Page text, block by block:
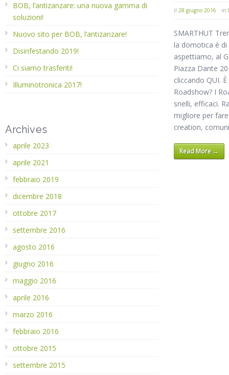
il 28 giugno 2016 in
SMARTHUT
la domotica è di
aspettiamo, al
Piazza Dante
cliccando QUI.
Roadshow? I
snelli, efficaci.
migliore per
creation,
Read More →
BOB, l’antizanzare: una nuova gamma di
soluzioni!
Nuovo sito per BOB, l’antizanzare!
Disinfestando 2019!
Ci siamo trasferiti!
Illuminotronica 2017!
Archives
aprile 2023
aprile 2021
febbraio 2019
dicembre 2018
ottobre 2017
settembre 2016
agosto 2016
giugno 2016
maggio 2016
aprile 2016
marzo 2016
febbraio 2016
ottobre 2015
settembre 2015